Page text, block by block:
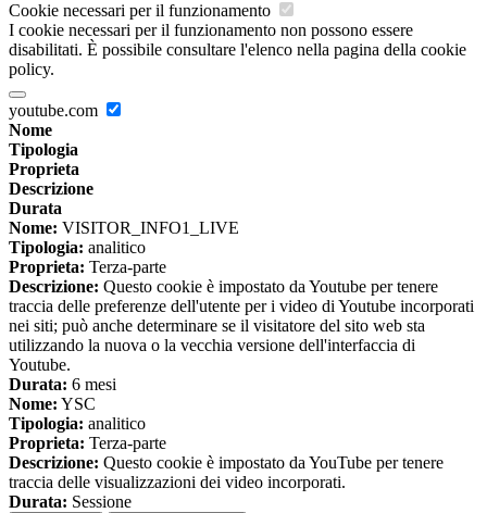
Cookie necessari per il funzionamento
I cookie necessari per il funzionamento non possono essere
disabilitati. È possibile consultare l'elenco nella pagina della cookie
policy.
youtube.com
Nome
Tipologia
Proprieta
Descrizione
Durata
Nome: VISITOR_INFO1_LIVE
Tipologia: analitico
Proprieta: Terza-parte
Descrizione: Questo cookie è impostato da Youtube per tenere
traccia delle preferenze dell'utente per i video di Youtube incorporati
nei siti; può anche determinare se il visitatore del sito web sta
utilizzando la nuova o la vecchia versione dell'interfaccia di
Youtube.
Durata: 6 mesi
Nome: YSC
Tipologia: analitico
Proprieta: Terza-parte
Descrizione: Questo cookie è impostato da YouTube per tenere
traccia delle visualizzazioni dei video incorporati.
Durata: Sessione